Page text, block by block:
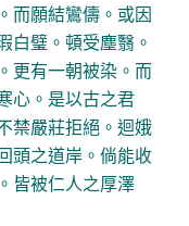
而願結鸞儔。或因
白璧。頓受塵翳。
更有一朝被染。而
心。是以古之君
禁嚴莊拒絕。迴娥
頭之道岸。倘能收
皆被仁人之厚澤